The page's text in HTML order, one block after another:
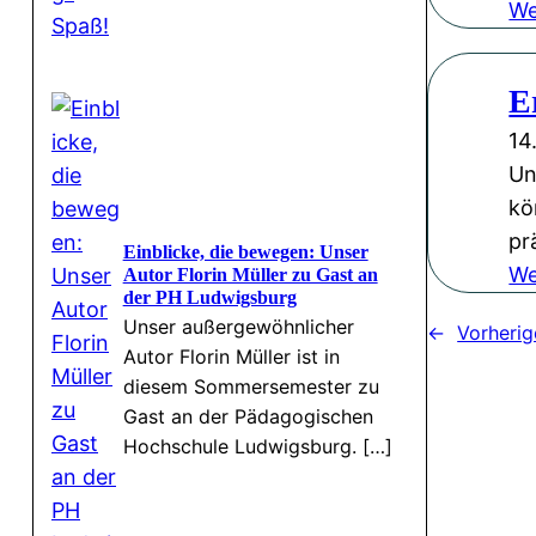
Einblicke, die bewegen: Unser
Autor Florin Müller zu Gast an
der PH Ludwigsburg
Unser außergewöhnlicher
Autor Florin Müller ist in
diesem Sommersemester zu
Gast an der Pädagogischen
Hochschule Ludwigsburg. […]
←